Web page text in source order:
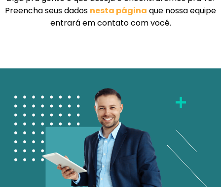
Preencha seus dados nesta página que nossa equipe
entrará em contato com você.